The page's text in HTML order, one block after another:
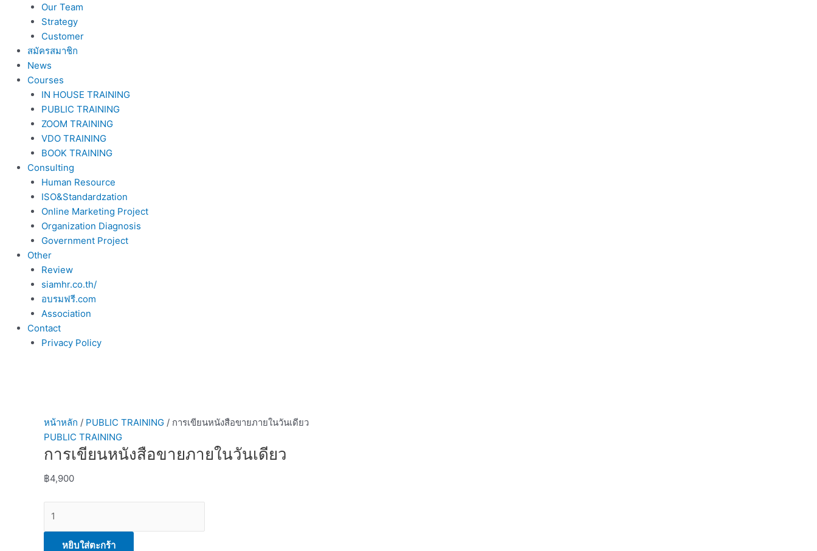
Our Team
Strategy
Customer
สมัครสมาชิก
News
Courses
IN HOUSE TRAINING
PUBLIC TRAINING
ZOOM TRAINING
VDO TRAINING
BOOK TRAINING
Consulting
Human Resource
ISO&Standardzation
Online Marketing Project
Organization Diagnosis
Government Project
Other
Review
siamhr.co.th/
อบรมฟรี.com
Association
Contact
Privacy Policy
หน้าหลัก / PUBLIC TRAINING / การเขียนหนังสือขายภายในวันเดียว
PUBLIC TRAINING
การเขียนหนังสือขายภายในวันเดียว
฿4,900
หยิบใส่ตะกร้า